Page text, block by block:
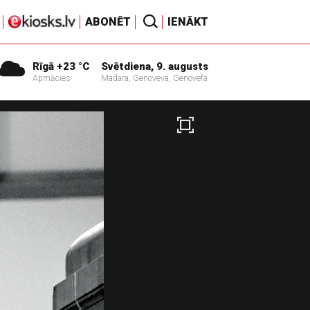
ABONĒT IENĀKT
Rīgā +23 °C
Apmācies
Svētdiena, 9. augusts
Madara, Genoveva, Genovefa